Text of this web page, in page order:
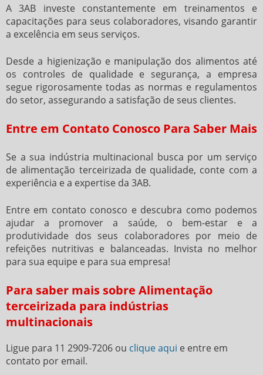
A 3AB investe constantemente em treinamentos e
capacitações para seus colaboradores, visando garantir
a excelência em seus serviços.
Desde a higienização e manipulação dos alimentos até
os controles de qualidade e segurança, a empresa
segue rigorosamente todas as normas e regulamentos
do setor, assegurando a satisfação de seus clientes.
Entre em Contato Conosco Para Saber Mais
Se a sua indústria multinacional busca por um serviço
de alimentação terceirizada de qualidade, conte com a
experiência e a expertise da 3AB.
Entre em contato conosco e descubra como podemos
ajudar a promover a saúde, o bem-estar e a
produtividade dos seus colaboradores por meio de
refeições nutritivas e balanceadas. Invista no melhor
para sua equipe e para sua empresa!
Para saber mais sobre Alimentação
terceirizada para indústrias
multinacionais
Ligue para 11 2909-7206 ou clique aqui e entre em
contato por email.